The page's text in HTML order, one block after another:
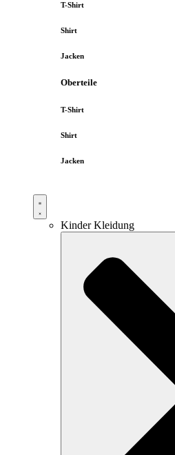
T-Shirt
Shirt
Jacken
Oberteile
T-Shirt
Shirt
Jacken
Kinder Kleidung